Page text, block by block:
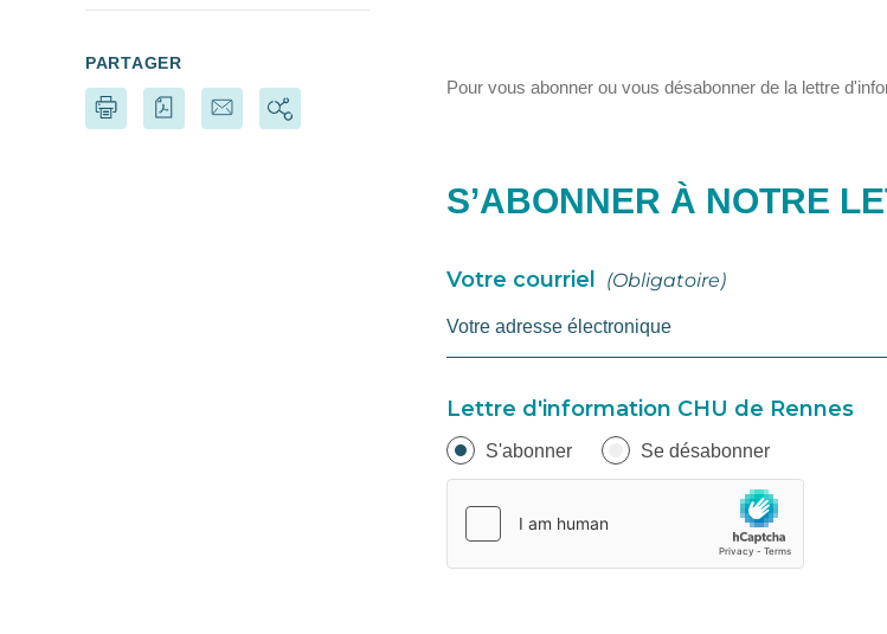
PARTAGER
Pour vous abonner ou vous désabonner de la lettre
S’ABONNER À NOTRE
Votre courriel (obligatoire)
Lettre d'information CHU de Rennes
S'abonner Se désabonner